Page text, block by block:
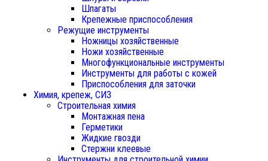
Шпагаты
Крепежные приспособления
Режущие инструменты
Ножницы хозяйственные
Ножи хозяйственные
Многофункциональные инструменты
Инструменты для работы с кожей
Приспособления для заточки
Химия, крепеж, СИЗ
Строительная химия
Монтажная пена
Герметики
Жидкие гвозди
Стержни клеевые